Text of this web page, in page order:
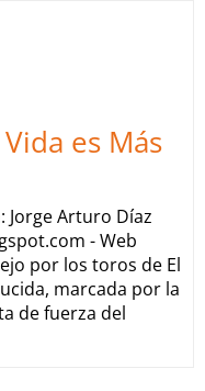
es Más
Jorge Arturo Díaz
- Web
por los toros de El
marcada por la
de fuerza del